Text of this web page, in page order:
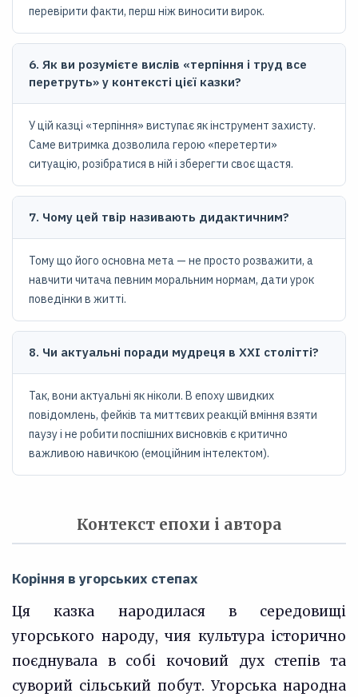
перевірити факти, перш ніж виносити вирок.
6. Як ви розумієте вислів «терпіння і труд все
перетруть» у контексті цієї казки?
У цій казці «терпіння» виступає як інструмент захисту.
Саме витримка дозволила герою «перетерти»
ситуацію, розібратися в ній і зберегти своє щастя.
7. Чому цей твір називають дидактичним?
Тому що його основна мета — не просто розважити, а
навчити читача певним моральним нормам, дати урок
поведінки в житті.
8. Чи актуальні поради мудреця в XXI столітті?
Так, вони актуальні як ніколи. В епоху швидких
повідомлень, фейків та миттєвих реакцій вміння взяти
паузу і не робити поспішних висновків є критично
важливою навичкою (емоційним інтелектом).
Контекст епохи і автора
Коріння в угорських степах
Ця казка народилася в середовищі
угорського народу, чия культура історично
поєднувала в собі кочовий дух степів та
суворий сільський побут. Угорська народна